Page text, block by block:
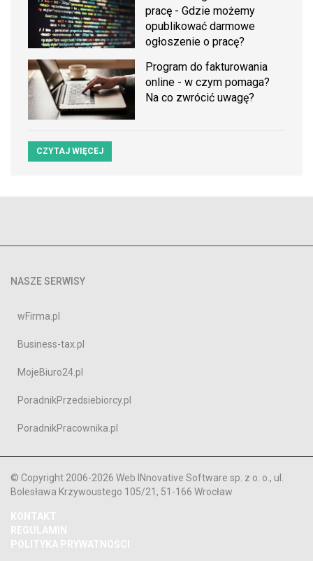
pracę - Gdzie możemy
opublikować darmowe
ogłoszenie o pracę?
Program do fakturowania
online - w czym pomaga?
Na co zwrócić uwagę?
CZYTAJ WIĘCEJ
NASZE SERWISY
wFirma.pl
Business-tax.pl
MojeBiuro24.pl
PoradnikPrzedsiebiorcy.pl
PoradnikPracownika.pl
© Copyright 2006-2026 Web INnovative Software sp. z o. o., ul.
Bolesława Krzywoustego 105/21, 51-166 Wrocław
KONTAKT
REGULAMIN
POLITYKA PRYWATNOŚCI